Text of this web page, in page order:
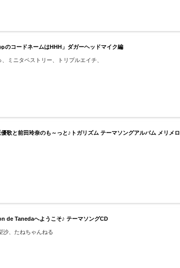
のコードネームはHHH」ダガーヘッドマイク編
ミニタペストリー、トリプルエイチ、
優歌と前田玲奈のも～っと♪トガリズム テーマソングアルバム メリメロ
de Tanedaへようこそ♪ テーマソングCD
沙、たねちゃんねる